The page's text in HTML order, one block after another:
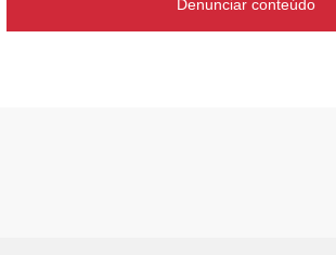
Denunciar conteúdo